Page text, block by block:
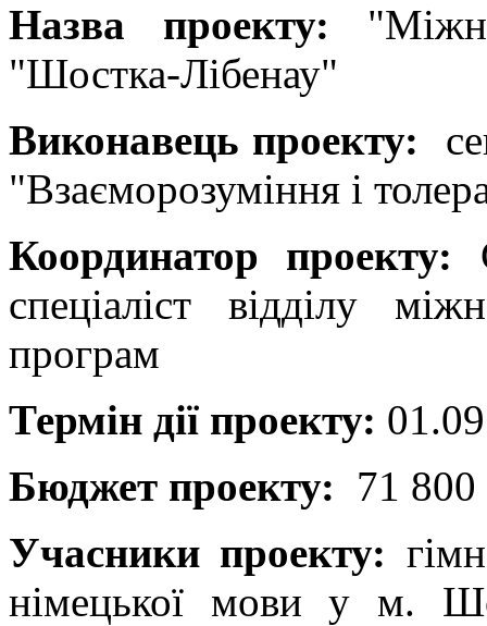
Назва проекту:
"Шостка-Лібенау"
Виконавець проекту:
"Взаєморозуміння і
Координатор проекту:
спеціаліст відділу
програм
Термін дії проекту:
Бюджет проекту: 71 800
Учасники проекту:
німецької мови у м.